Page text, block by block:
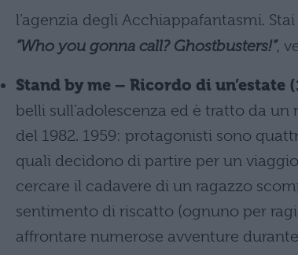
l’agenzia degli Acchiappafantasmi.
“Who you gonna call? Ghostbusters!”,
Stand by me – Ricordo di un’estate
belli sull’adolescenza ed è tratto da un
del 1982. 1959: protagonisti sono
quali decidono di partire per un
cercare il cadavere di un ragazzo
sentimento di riscatto (ognuno per
affrontare numerose avventure